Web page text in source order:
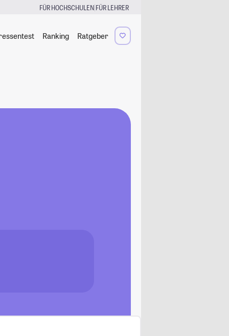
FÜR HOCHSCHULEN|FÜR LEHRER
Ranking Ratgeber